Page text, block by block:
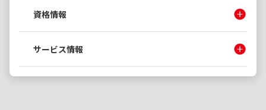
資格情報
サービス情報